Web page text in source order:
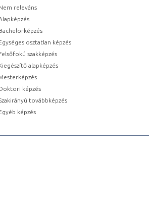
releváns
osztatlan képzés
szakképzés
alapképzés
képzés
továbbképzés
képzés